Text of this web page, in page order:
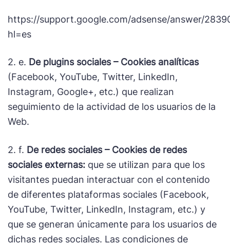
https://support.google.com/adsense/answer/
hl=es
2. e. De plugins sociales – Cookies analíticas
(Facebook, YouTube, Twitter, LinkedIn,
Instagram, Google+, etc.) que realizan
seguimiento de la actividad de los usuarios de la
Web.
2. f. De redes sociales – Cookies de redes
sociales externas: que se utilizan para que los
visitantes puedan interactuar con el contenido
de diferentes plataformas sociales (Facebook,
YouTube, Twitter, LinkedIn, Instagram, etc.) y
que se generan únicamente para los usuarios de
dichas redes sociales. Las condiciones de